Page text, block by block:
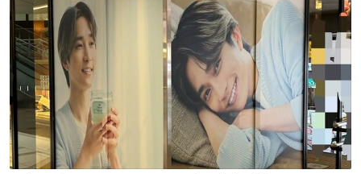
ト
数
数